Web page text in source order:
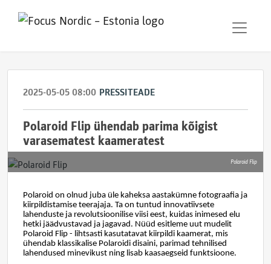
2025-05-05 08:00 PRESSITEADE
Polaroid Flip ühendab parima kõigist
varasematest kaameratest
Polaroid Flip
Polaroid on olnud juba üle kaheksa aastakümne fotograafia ja
kiirpildistamise teerajaja. Ta on tuntud innovatiivsete
lahenduste ja revolutsioonilise viisi eest, kuidas inimesed elu
hetki jäädvustavad ja jagavad. Nüüd esitleme uut mudelit
Polaroid Flip - lihtsasti kasutatavat kiirpildi kaamerat, mis
ühendab klassikalise Polaroidi disaini, parimad tehnilised
lahendused minevikust ning lisab kaasaegseid funktsioone.